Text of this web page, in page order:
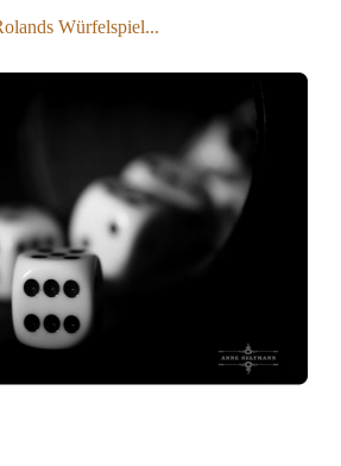
Würfelspiel...